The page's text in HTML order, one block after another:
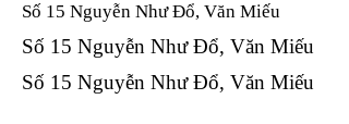
Số 15 Nguyễn Như Đổ, Văn Miếu​​​​
Số 15 Nguyễn Như Đổ, Văn Miếu​​​​
Số 15 Nguyễn Như Đổ, Văn Miếu​​​​